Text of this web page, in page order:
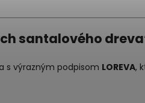
santalového
s výrazným podpisom LOREVA,